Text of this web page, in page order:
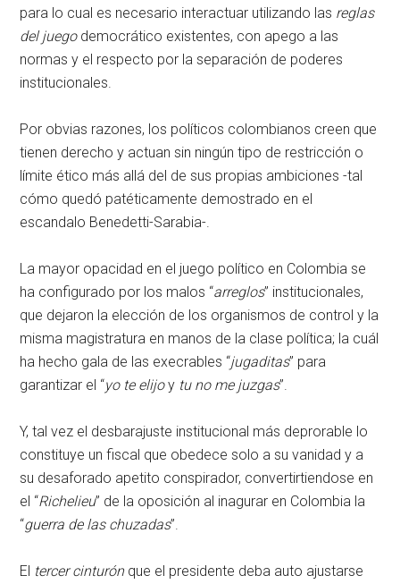
para lo cual es necesario interactuar utilizando las reglas
del juegodemocrático existentes, con apego a las
normas y el respecto por la separación de poderes
institucionales.
Por obvias razones, los políticos colombianos creen que
tienen derecho y actuan sin ningún tipo de restricción o
límite ético más allá del de sus propias ambiciones -tal
cómo quedó patéticamente demostrado en el
escandalo Benedetti-Sarabia-.
La mayor opacidad en el juego político en Colombia se
ha configurado por los malos “arreglos” institucionales,
que dejaron la elección de los organismos de control y la
misma magistratura en manos de la clase política; la cuál
ha hecho gala de las execrables “jugaditas” para
garantizar el “yo te elijoy tu no me juzgas”.
Y, tal vez el desbarajuste institucional más deprorable lo
constituye un fiscal que obedece solo a su vanidad y a
su desaforado apetito conspirador, convertirtiendose en
el “Richelieu” de la oposición al inagurar en Colombia la
“guerra de las chuzadas”.
El tercer cinturónque el presidente deba auto ajustarse